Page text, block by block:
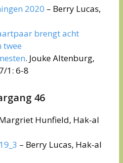
2020 – Berry Lucas,
brengt acht
twee
. Jouke Altenburg,
1: 6-8
46
Hunfield, Hak-al
– Berry Lucas, Hak-al